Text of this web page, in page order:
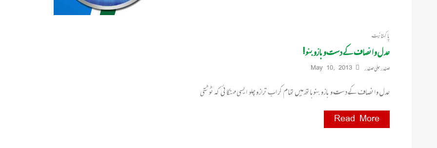
پاکستانیت
عدل و انصاف کے دست و بازو بنو!
صفدر علی صفدر May 10, 2013
عدل و انصاف کے دست و بازو بنو ہاتھ میں تھام کر اب ترازو چلو ایسی مہنگائی کہ ٹوٹتی
Read More